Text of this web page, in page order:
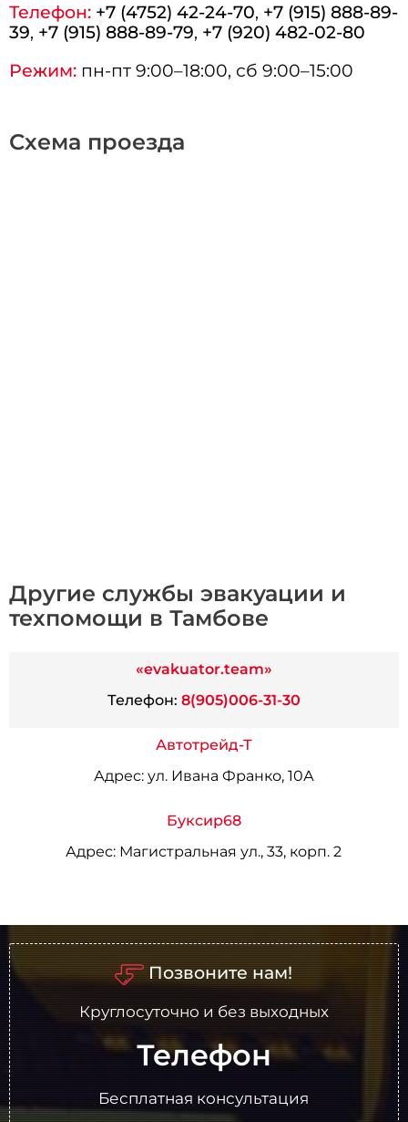
Схема проезда
Телефон: +7 (4752) 42-24-70, +7 (915) 888-89-
39, +7 (915) 888-89-79, +7 (920) 482-02-80
Режим: пн-пт 9:00–18:00, сб 9:00–15:00
Другие службы эвакуации и
техпомощи в Тамбове
«evakuator.team»
Телефон: 8(905)006-31-30
Автотрейд-Т
Адрес:ул. Ивана Франко, 10А
Буксир68
Адрес: Магистральная ул., 33, корп. 2
Позвоните нам!
Круглосуточно и без выходных
Телефон
Бесплатная консультация